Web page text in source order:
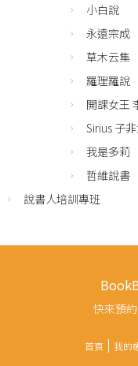
小白說
永遠宗成
草木云集
羅理羅說
開課女王
Sirius 子
我是多莉
哲維說書
說書人培訓專班
快來預
首頁 我的